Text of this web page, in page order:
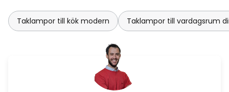
Taklampor till kök modern Taklampor till vardagsrum